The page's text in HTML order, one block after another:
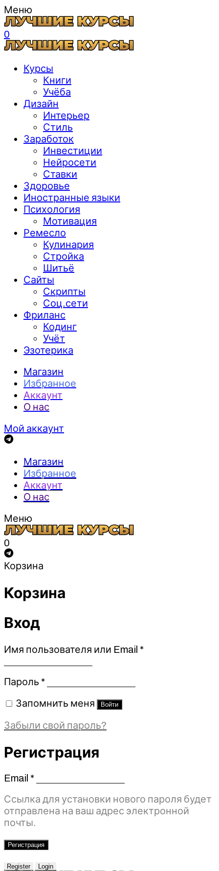
Меню
0
Курсы
Книги
Учёба
Дизайн
Интерьер
Стиль
Заработок
Инвестиции
Нейросети
Ставки
Здоровье
Иностранные языки
Психология
Мотивация
Ремесло
Кулинария
Стройка
Шитьё
Сайты
Скрипты
Соц.сети
Фриланс
Кодинг
Учёт
Эзотерика
Магазин
Избранное
Аккаунт
О нас
Мой аккаунт
Магазин
Избранное
Аккаунт
О нас
Меню
0
Корзина
Корзина
Вход
Имя пользователя или Email *Обязательно
Пароль *Обязательно
Запомнить меня Войти
Забыли свой пароль?
Регистрация
Email *Обязательно
Ссылка для установки нового пароля будет
отправлена ​​на ваш адрес электронной
почты.
Регистрация
Register Login